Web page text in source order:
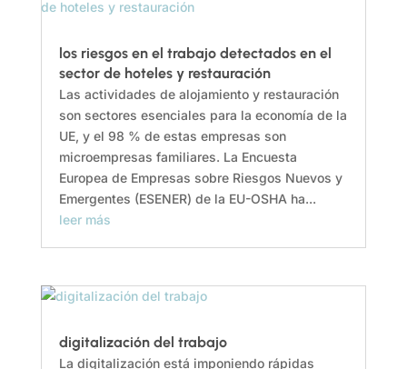
los riesgos en el trabajo detectados en el
sector de hoteles y restauración
Las actividades de alojamiento y restauración
son sectores esenciales para la economía de la
UE, y el 98 % de estas empresas son
microempresas familiares. La Encuesta
Europea de Empresas sobre Riesgos Nuevos y
Emergentes (ESENER) de la EU-OSHA ha...
leer más
digitalización del trabajo
La digitalización está imponiendo rápidas